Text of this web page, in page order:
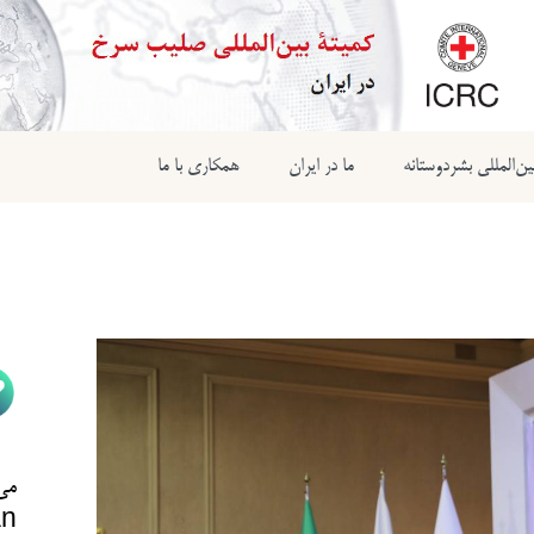
بشردوستانه ما در ایران همکاری با ما